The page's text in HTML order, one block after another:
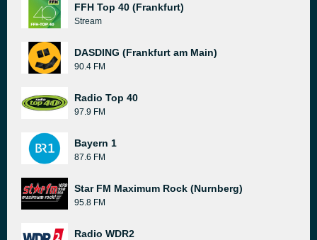
FFH Top 40 (Frankfurt)
Stream
DASDING (Frankfurt am Main)
90.4 FM
Radio Top 40
97.9 FM
Bayern 1
87.6 FM
Star FM Maximum Rock (Nurnberg)
95.8 FM
Radio WDR2